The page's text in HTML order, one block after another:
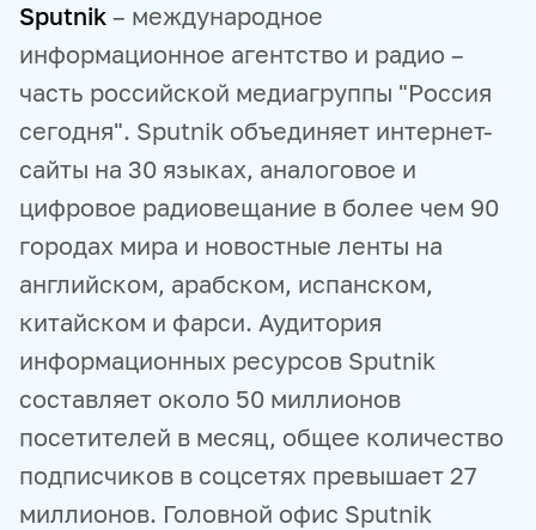
Sputnik – международное
информационное агентство и радио –
часть российской медиагруппы "Россия
сегодня". Sputnik объединяет интернет-
сайты на 30 языках, аналоговое и
цифровое радиовещание в более чем 90
городах мира и новостные ленты на
английском, арабском, испанском,
китайском и фарси. Аудитория
информационных ресурсов Sputnik
составляет около 50 миллионов
посетителей в месяц, общее количество
подписчиков в соцсетях превышает 27
миллионов. Головной офис Sputnik